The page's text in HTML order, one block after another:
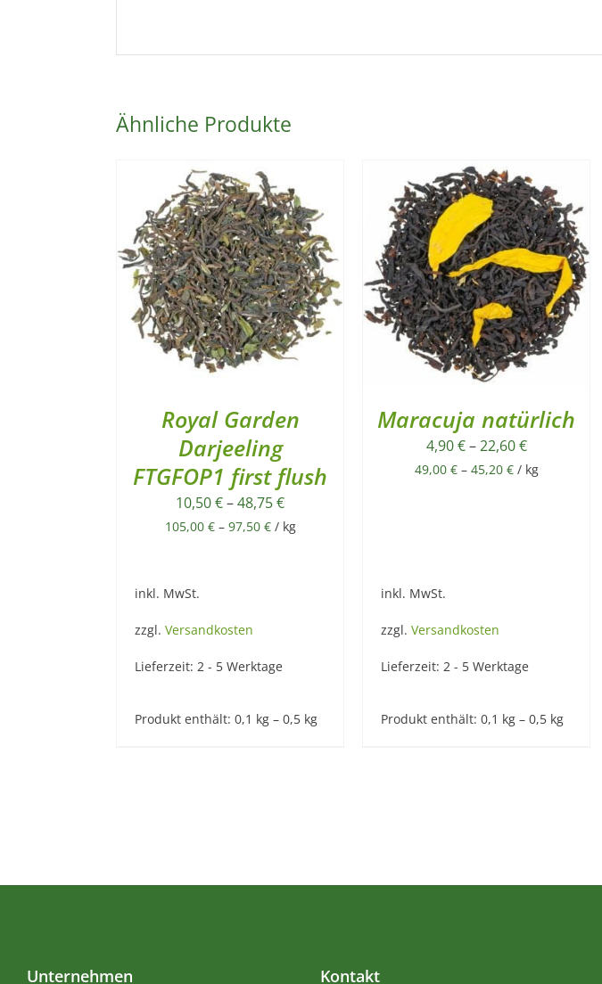
Ähnliche Produkte
Royal Garden
Darjeeling
FTGFOP1 first flush
10,50€–48,75€
105,00 €– 97,50 €/ kg
inkl. MwSt.
zzgl. Versandkosten
Lieferzeit: 2 - 5 Werktage
Produkt enthält: 0,1 kg – 0,5 kg
Maracuja natürlich
4,90€–22,60€
49,00 €– 45,20 €/ kg
inkl. MwSt.
zzgl. Versandkosten
Lieferzeit: 2 - 5 Werktage
Produkt enthält: 0,1 kg – 0,5 kg
Unternehmen Kontakt